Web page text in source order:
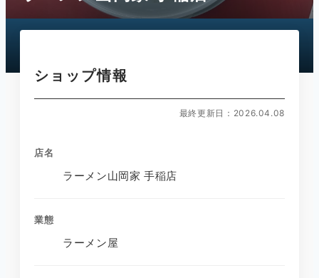
ショップ情報
最終更新日：2026.04.08
店名
ラーメン山岡家 手稲店
業態
ラーメン屋